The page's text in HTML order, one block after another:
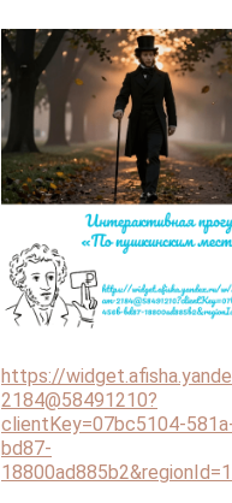
https://
2184@58491210?
clientKey=07bc5104-
bd87-